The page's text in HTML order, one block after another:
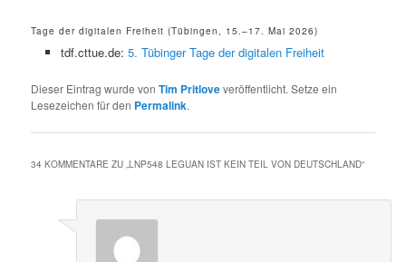
Tage der digitalen Freiheit (Tübingen, 15.–17. Mai 2026)
tdf.cttue.de: 5. Tübinger Tage der digitalen Freiheit
Dieser Eintrag wurde vonTim Pritloveveröffentlicht. Setze ein
Lesezeichen für den Permalink.
34 KOMMENTARE ZU „LNP548 LEGUAN IST KEIN TEIL VON DEUTSCHLAND“